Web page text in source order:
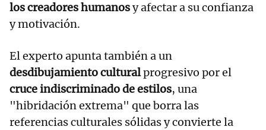
los creadores humanosy afectar a su confianza
y motivación.
El experto apunta también a un
desdibujamiento culturalprogresivo por el
cruce indiscriminado de estilos, una
"hibridación extrema" que borra las
referencias culturales sólidas y convierte la